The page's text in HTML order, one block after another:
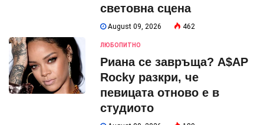
световна сцена
August 09, 2026 462
ЛЮБОПИТНО
Риана се завръща? A$AP
Rocky разкри, че
певицата отново е в
студиото